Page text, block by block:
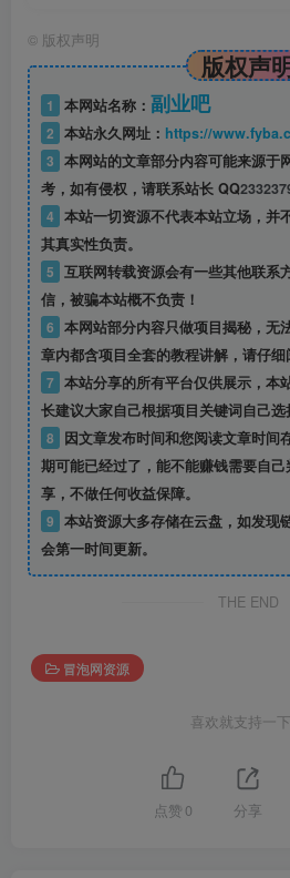
© 版权声明
版权声
1 本网站名称： 副业吧
2 本站永久网址： https://
3 本网站的文章部分内容可能来源于
考，如有侵权，请联系站长 QQ
4 本站一切资源不代表本站立场，并
其真实性负责。
5 互联网转载资源会有一些其他联系
信，被骗本站概不负责！
6 本网站部分内容只做项目揭秘，无
章内都含项目全套的教程讲解，请仔细
7 本站分享的所有平台仅供展示，本
长建议大家自己根据项目关键词自己选
8
因文章发布时间和您阅读文章时间
期可能已经过了，能不能赚钱需要自
享，不做任何收益保障。
9 本站资源大多存储在云盘，如发现
会第一时间更新。
THE END
冒泡网资源
喜欢就支持一
点赞 0 分享